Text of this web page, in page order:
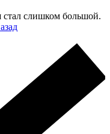
слишком большой.